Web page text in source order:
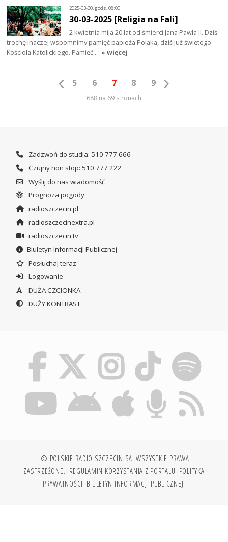
2025-03-30, godz. 08:00
30-03-2025 [Religia na Fali]
2 kwietnia mija 20 lat od śmierci Jana Pawła II. Dziś
trochę inaczej wspomnimy pamięć papieża Polaka, dziś już świętego
Kościoła Katolickiego. Pamięć… » więcej
5 6 7 8 9
688 na 69 stronach
Zadzwoń do studia: 510 777 666
Czujny non stop: 510 777 222
Wyślij do nas wiadomość
Prognoza pogody
radioszczecin.pl
radioszczecinextra.pl
radioszczecin.tv
Biuletyn Informacji Publicznej
Posłuchaj teraz
Logowanie
DUŻA CZCIONKA
DUŻY KONTRAST
© POLSKIE RADIO SZCZECIN SA. WSZYSTKIE PRAWA
ZASTRZEŻONE. REGULAMIN KORZYSTANIA Z PORTALU POLITYKA
PRYWATNOŚCI BIULETYN INFORMACJI PUBLICZNEJ